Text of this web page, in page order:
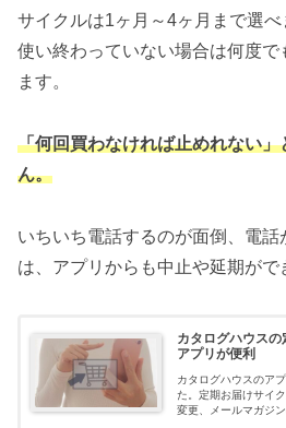
サイクルは1ヶ月～4ヶ月まで選
使い終わっていない場合は何度で
ます。
「何回買わなければ止めれない
ん。
いちいち電話するのが面倒、電
は、アプリからも中止や延期がで
カタログハウス
アプリが便利
カタログハウスのア
た。定期お届けサイ
変更、メールマガジ